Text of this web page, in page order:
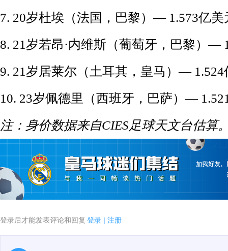
7. 20岁杜埃（法国，巴黎）— 1.573亿美
8. 21岁若昂·内维斯（葡萄牙，巴黎）—
9. 21岁居莱尔（土耳其，皇马）— 1.524
10. 23岁佩德里（西班牙，巴萨）—
注：身价数据来自CIES足球天文台估算
登录后才能发表评论和回复 登录 | 注册